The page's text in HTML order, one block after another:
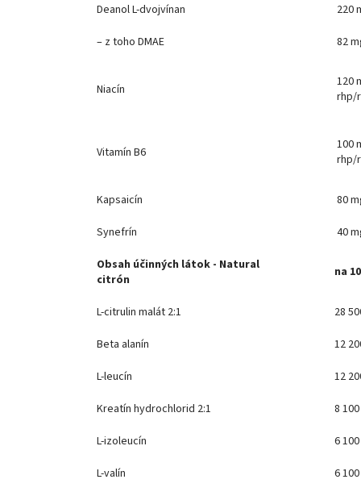
Deanol L-dvojvínan
220
– z toho DMAE
82
Niacín
120
rhp/
Vitamín B6
100
rhp/
Kapsaicín
80
Synefrín
40
Obsah účinných látok - Natural
citrón
na
L-citrulin malát 2:1
28
Beta alanín
12
L-leucín
12
Kreatín hydrochlorid 2:1
8
L-izoleucín
6
L-valín
6